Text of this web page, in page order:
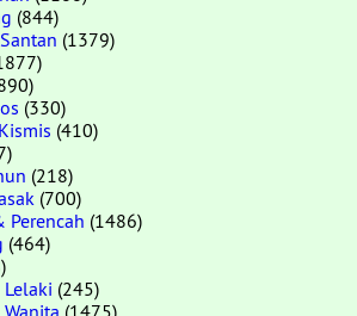
(844)
(1379)
(330)
(410)
(218)
(700)
Perencah (1486)
(464)
Lelaki (245)
(1475)